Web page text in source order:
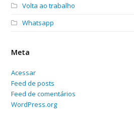
Volta ao trabalho
Whatsapp
Meta
Acessar
Feed de posts
Feed de comentários
WordPress.org